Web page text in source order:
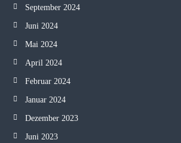
September 2024
Juni 2024
Mai 2024
April 2024
Februar 2024
Januar 2024
Dezember 2023
Juni 2023